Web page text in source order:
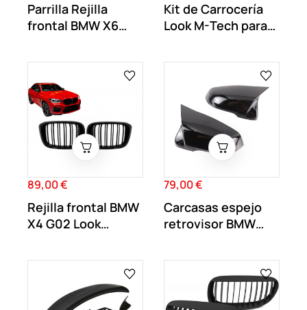
Parrilla Rejilla
frontal BMW X6
Kit de Carrocería
Look M-Tech para
Precio
89,00 €
Rejilla frontal BMW
X4 G02 Look
Precio
79,00 €
Carcasas espejo
retrovisor BMW